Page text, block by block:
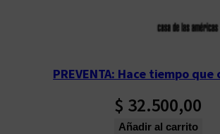
PREVENTA: Hace tiempo que
$ 32.500,00
Añadir al carrito